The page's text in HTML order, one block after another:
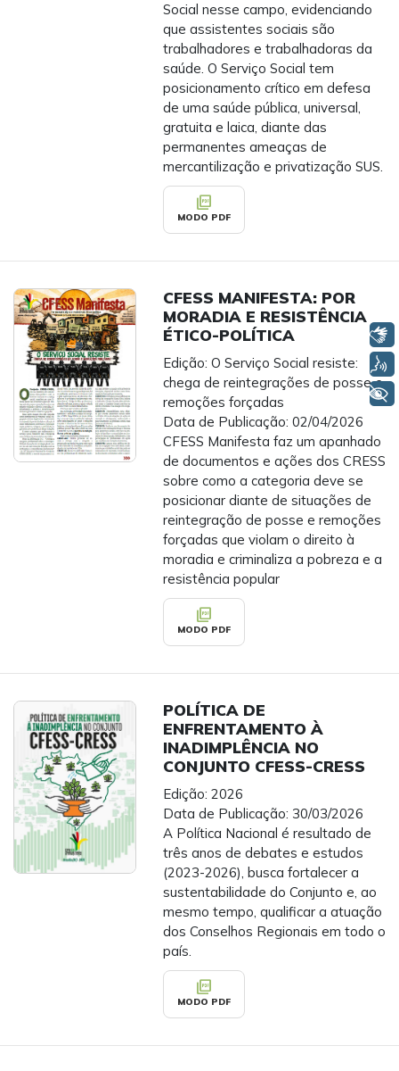
Social nesse campo, evidenciando
que assistentes sociais são
trabalhadores e trabalhadoras da
saúde. O Serviço Social tem
posicionamento crítico em defesa
de uma saúde pública, universal,
gratuita e laica, diante das
permanentes ameaças de
mercantilização e privatização SUS.
picture_as_pdf
MODO PDF
CFESS MANIFESTA: POR
MORADIA E RESISTÊNCIA
ÉTICO-POLÍTICA
Edição: O Serviço Social resiste:
chega de reintegrações de posse e
remoções forçadas
Data de Publicação: 02/04/2026
CFESS Manifesta faz um apanhado
de documentos e ações dos CRESS
sobre como a categoria deve se
posicionar diante de situações de
reintegração de posse e remoções
forçadas que violam o direito à
moradia e criminaliza a pobreza e a
resistência popular
picture_as_pdf
MODO PDF
POLÍTICA DE
ENFRENTAMENTO À
INADIMPLÊNCIA NO
CONJUNTO CFESS-CRESS
Edição: 2026
Data de Publicação: 30/03/2026
A Política Nacional é resultado de
três anos de debates e estudos
(2023-2026), busca fortalecer a
sustentabilidade do Conjunto e, ao
mesmo tempo, qualificar a atuação
dos Conselhos Regionais em todo o
país.
picture_as_pdf
MODO PDF
Voz
+ Acessibilidade